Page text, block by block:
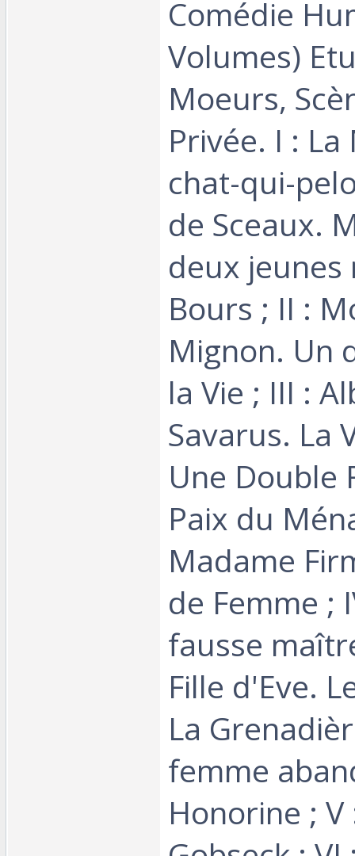
Comédie
Volumes)
Moeurs,
Privée. I :
chat-qui-
de Sceaux.
deux jeunes
Bours ; II :
Mignon. Un
la Vie ; III :
Savarus. La
Une Double
Paix du
Madame
de Femme ;
fausse
Fille d'Eve.
La
femme
Honorine ;